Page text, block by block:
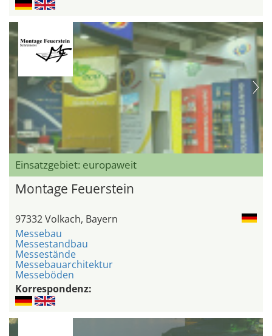
Einsatzgebiet: europaweit
Montage Feuerstein
97332 Volkach, Bayern
Messebau
Messestandbau
Messestände
Messebauarchitektur
Messeböden
Korrespondenz: